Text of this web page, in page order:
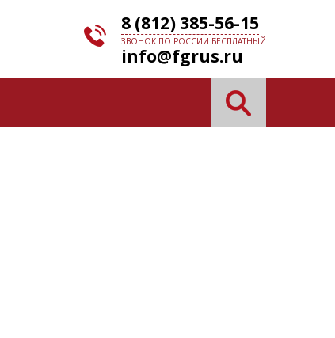
8 (812) 385-56-15
ЗВОНОК ПО РОССИИ БЕСПЛАТНЫЙ
info@fgrus.ru